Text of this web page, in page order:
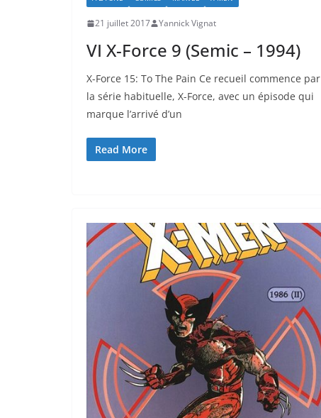
21 juillet 2017 Yannick Vignat
VI X-Force 9 (Semic – 1994)
X-Force 15: To The Pain Ce recueil commence par
la série habituelle, X-Force, avec un épisode qui
marque l’arrivé d’un
Read More